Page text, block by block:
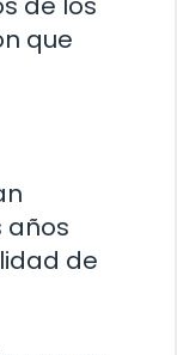
que
años
de